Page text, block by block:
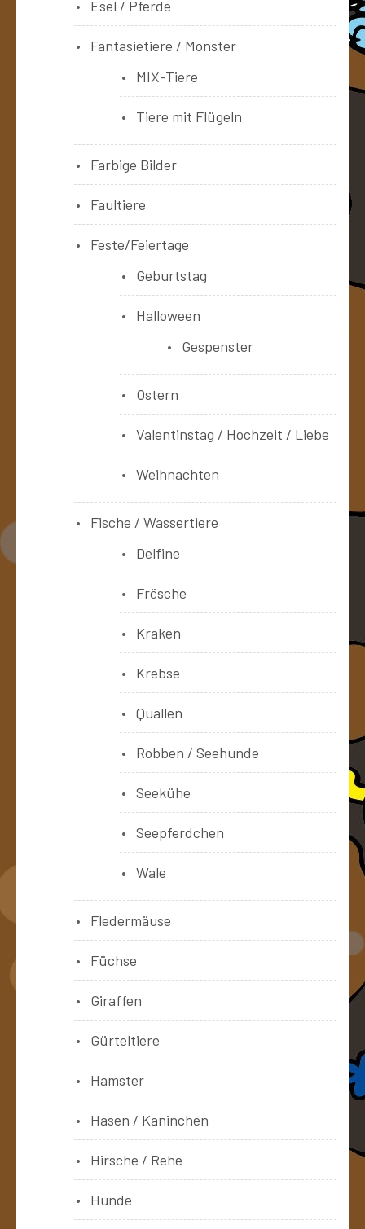
Esel / Pferde
Fantasietiere / Monster
MIX-Tiere
Tiere mit Flügeln
Farbige Bilder
Faultiere
Feste/Feiertage
Geburtstag
Halloween
Gespenster
Ostern
Valentinstag / Hochzeit / Liebe
Weihnachten
Fische / Wassertiere
Delfine
Frösche
Kraken
Krebse
Quallen
Robben / Seehunde
Seekühe
Seepferdchen
Wale
Fledermäuse
Füchse
Giraffen
Gürteltiere
Hamster
Hasen / Kaninchen
Hirsche / Rehe
Hunde